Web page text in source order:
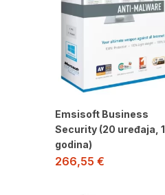
Emsisoft Business
Security (20 uređaja, 1
godina)
266,55 €